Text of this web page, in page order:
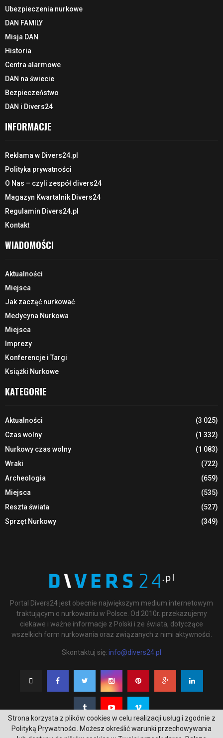
Ubezpieczenia nurkowe
DAN FAMILY
Misja DAN
Historia
Centra alarmowe
DAN na świecie
Bezpieczeństwo
DAN i Divers24
INFORMACJE
Reklama w Divers24.pl
Polityka prywatności
O Nas – czyli zespół divers24
Magazyn Kwartalnik Divers24
Regulamin Divers24.pl
Kontakt
WIADOMOŚCI
Aktualności
Miejsca
Jak zacząć nurkować
Medycyna Nurkowa
Miejsca
Imprezy
Konferencje i Targi
Książki Nurkowe
KATEGORIE
Aktualności
(3 025)
Czas wolny
(1 332)
Nurkowy czas wolny
(1 083)
Wraki
(722)
Archeologia
(659)
Miejsca
(535)
Reszta świata
(527)
Sprzęt Nurkowy
(349)
Portal Divers24 jest obecnie największym medium internetowym
traktującym o nurkowaniu w Polsce. Od 2010r. przekazujemy
ciekawe i ważne informacje z Polski i ze świata, dotyczące
wszelkich form nurkowania oraz związanych z nimi aktywności.
Skontaktuj się: info@divers24.pl
Strona korzysta z plików cookies w celu realizacji usług i zgodnie z
Polityką Prywatności. Możesz określić warunki przechowywania